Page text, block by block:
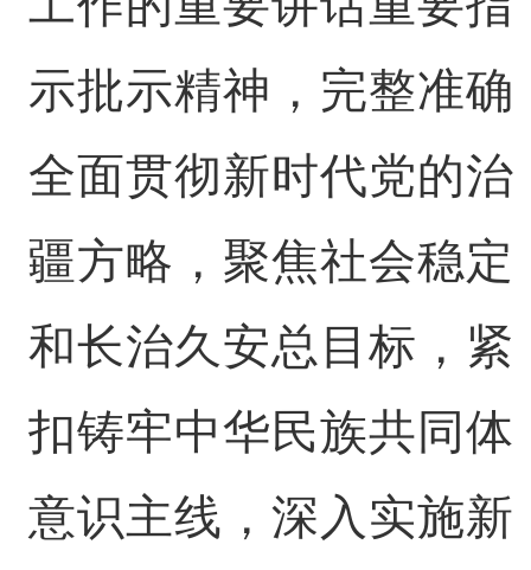
示批示精神，完整准确
全面贯彻新时代党的治
疆方略，聚焦社会稳定
和长治久安总目标，紧
扣铸牢中华民族共同体
意识主线，深入实施新